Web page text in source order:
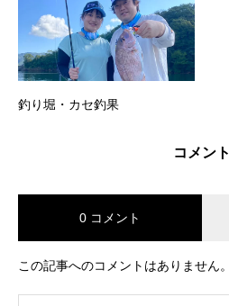
釣り堀・カセ釣果
コメント
0 コメント
この記事へのコメントはありません。